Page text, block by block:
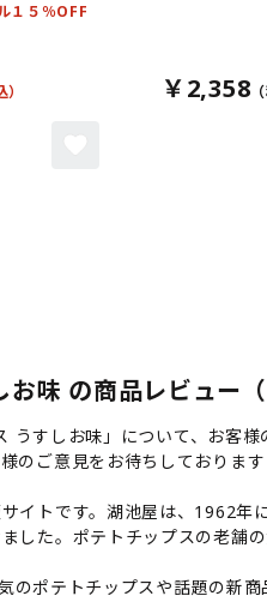
１５％OFF
￥2,358
お味 の商品レビュー
すしお味」について、お客
のご意見をお待ちしておりま
イトです。湖池屋は、1962
た。ポテトチップスの老舗
ポテトチップスや話題の新